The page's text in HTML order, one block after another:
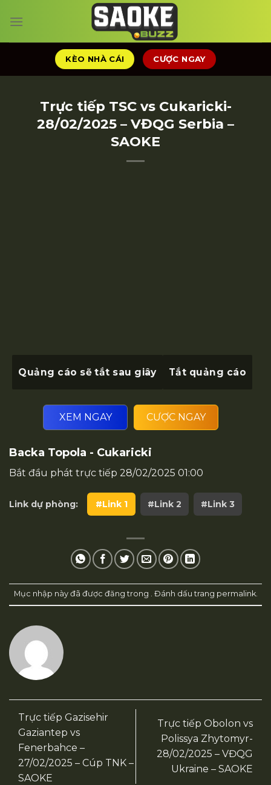
đến
KÈO NHÀ CÁI CƯỢC NGAY
Trực tiếp TSC vs Cukaricki-
28/02/2025 – VĐQG Serbia –
SAOKE
Quảng cáo sẽ tắt sau giây Tắt quảng cáo
XEM NGAY CƯỢC NGAY
Backa Topola - Cukaricki
Bắt đầu phát trực tiếp 28/02/2025 01:00
Link dự phòng: #Link 1 #Link 2 #Link 3
Mục nhập này đã được đăng trong . Đánh dấu trang permalink.
Trực tiếp Gazisehir
Gaziantep vs
Fenerbahce –
27/02/2025 – Cúp TNK –
SAOKE
Trực tiếp Obolon vs
Polissya Zhytomyr-
28/02/2025 – VĐQG
Ukraine – SAOKE